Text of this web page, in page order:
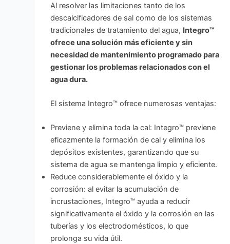
Al resolver las limitaciones tanto de los
descalcificadores de sal como de los sistemas
tradicionales de tratamiento del agua, Integro™
ofrece una solución más eficiente y sin
necesidad de mantenimiento programado para
gestionar los problemas relacionados con el
agua dura.
El sistema Integro™ ofrece numerosas ventajas:
Previene y elimina toda la cal: Integro™ previene
eficazmente la formación de cal y elimina los
depósitos existentes, garantizando que su
sistema de agua se mantenga limpio y eficiente.
Reduce considerablemente el óxido y la
corrosión: al evitar la acumulación de
incrustaciones, Integro™ ayuda a reducir
significativamente el óxido y la corrosión en las
tuberías y los electrodomésticos, lo que
prolonga su vida útil.